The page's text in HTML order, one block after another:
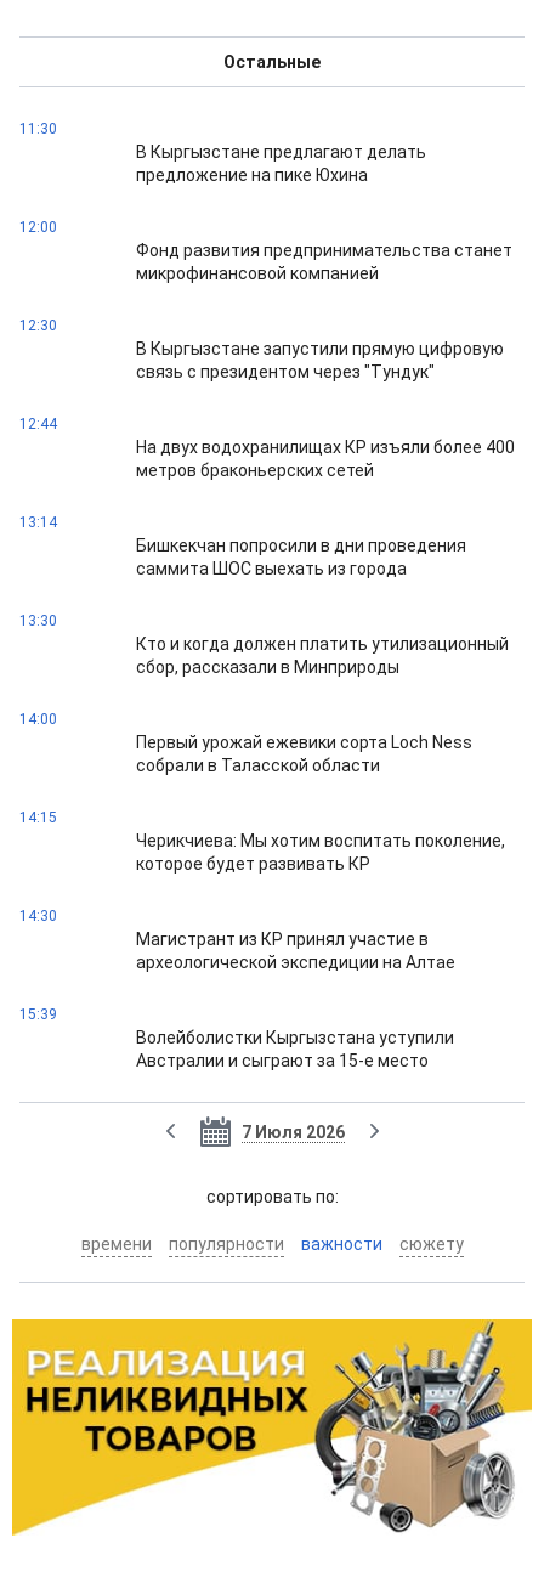
Остальные
11:30
В Кыргызстане предлагают делать
предложение на пике Юхина
12:00
Фонд развития предпринимательства станет
микрофинансовой компанией
12:30
В Кыргызстане запустили прямую цифровую
связь с президентом через "Тундук"
12:44
На двух водохранилищах КР изъяли более 400
метров браконьерских сетей
13:14
Бишкекчан попросили в дни проведения
саммита ШОС выехать из города
13:30
Кто и когда должен платить утилизационный
сбор, рассказали в Минприроды
14:00
Первый урожай ежевики сорта Loch Ness
собрали в Таласской области
14:15
Черикчиева: Мы хотим воспитать поколение,
которое будет развивать КР
14:30
Магистрант из КР принял участие в
археологической экспедиции на Алтае
15:39
Волейболистки Кыргызстана уступили
Австралии и сыграют за 15-е место
7 Июля 2026
cортировать по:
времени популярности важности сюжету